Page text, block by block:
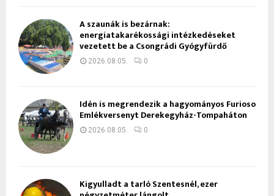
A szaunák is bezárnak:
energiatakarékossági intézkedéseket
vezetett be a Csongrádi Gyógyfürdő
2026.08.05. 0
Idén is megrendezik a hagyományos Furioso
Emlékversenyt Derekegyház-Tompaháton
2026.08.05. 0
Kigyulladt a tarló Szentesnél, ezer